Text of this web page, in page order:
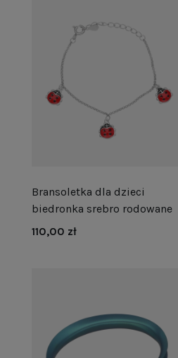
Bransoletka dla dzieci
biedronka srebro rodowane
110,00 zł